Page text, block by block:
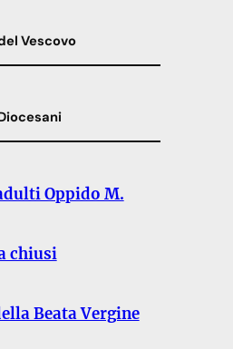
Vescovo
Oppido M.
chiusi
Beata Vergine